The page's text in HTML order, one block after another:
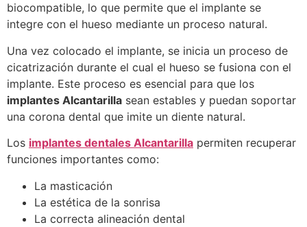
biocompatible, lo que permite que el implante se
integre con el hueso mediante un proceso natural.
Una vez colocado el implante, se inicia un proceso de
cicatrización durante el cual el hueso se fusiona con el
implante. Este proceso es esencial para que los
implantes Alcantarilla sean estables y puedan soportar
una corona dental que imite un diente natural.
Los implantes dentales Alcantarilla permiten recuperar
funciones importantes como:
La masticación
La estética de la sonrisa
La correcta alineación dental